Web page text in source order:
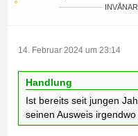
INVÅNAR
14. Februar 2024 um 23:14
Handlung
Ist bereits seit jungen
seinen Ausweis irgendwo